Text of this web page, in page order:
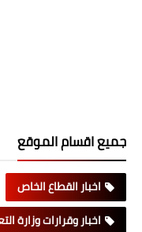
جميع اقسام الموقع
اخبار القطاع الخاص
اخبار وقرارات وزارة